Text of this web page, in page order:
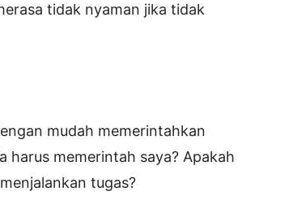
tidak nyaman jika tidak
mudah memerintahkan
harus memerintah saya? Apakah
tugas?